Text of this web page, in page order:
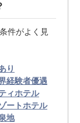
件がよく見
り
経験者優遇
ィホテル
ートホテル
地